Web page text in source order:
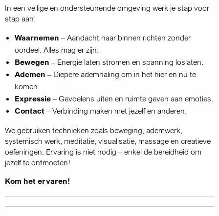
In een veilige en ondersteunende omgeving werk je stap voor
stap aan:
Waarnemen – Aandacht naar binnen richten zonder
oordeel. Alles mag er zijn.
Bewegen – Energie laten stromen en spanning loslaten.
Ademen – Diepere ademhaling om in het hier en nu te
komen.
Expressie – Gevoelens uiten en ruimte geven aan emoties.
Contact – Verbinding maken met jezelf en anderen.
We gebruiken technieken zoals beweging, ademwerk,
systemisch werk, meditatie, visualisatie, massage en creatieve
oefeningen. Ervaring is niet nodig – enkel de bereidheid om
jezelf te ontmoeten!
Kom het ervaren!